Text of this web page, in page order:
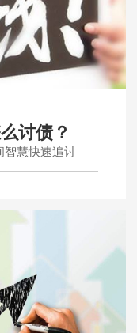
讨债？
智慧快速追讨